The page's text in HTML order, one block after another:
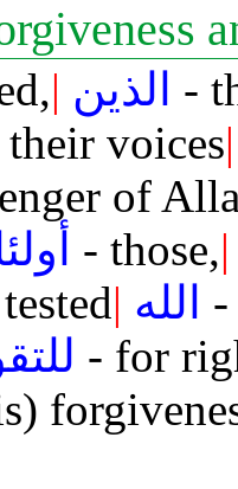
| الذين -
voices|
of
- those,|
| الله -
- for